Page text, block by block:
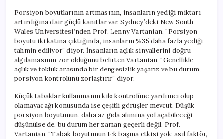
Porsiyon boyutlarının artmasının, insanların yediği miktarı
artırdığına dair güçlü kanıtlar var. Sydney’deki New South
Wales Üniversitesi’nden Prof. Lenny Vartanian, “Porsiyon
boyutu iki katına çıktığında, insanların %35 daha fazla yediği
tahmin ediliyor” diyor. İnsanların açlık sinyallerini doğru
algılamasının zor olduğunu belirten Vartanian, “Genellikle
açlık ve tokluk arasında bir dengesizlik yaşarız ve bu durum,
porsiyon kontrolünü zorlaştırır” diyor.
Küçük tabaklar kullanmanın kilo kontrolüne yardımcı olup
olamayacağı konusunda ise çeşitli görüşler mevcut. Düşük
porsiyon boyutunun, daha az gıda alımına yol açabileceği
düşünülse de, bu durum her zaman geçerli değil. Prof.
Vartanian, “Tabak boyutunun tek başına etkisi yok; asıl faktör,